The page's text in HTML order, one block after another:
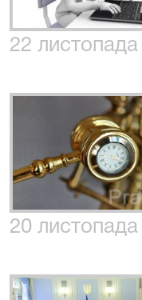
22
20